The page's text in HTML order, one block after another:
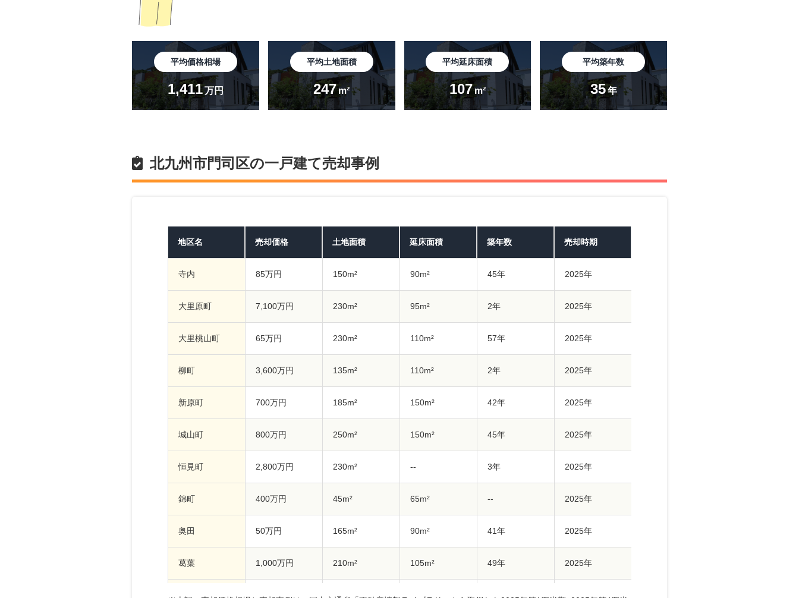
平均価格相場
1,411万円
平均土地面積
247 m²
平均延床面積
107m²
平均築年数
35 年
北九州市門司区の一戸建て売却事例
地区名 売却価格 土地面積 延床面積 築年数 売却時期
寺内 85万円 150m² 90m² 45年 2025年
大里原町 7,100万円 230m² 95m² 2年 2025年
大里桃山町 65万円 230m² 110m² 57年 2025年
柳町 3,600万円 135m² 110m² 2年 2025年
新原町 700万円 185m² 150m² 42年 2025年
城山町 800万円 250m² 150m² 45年 2025年
恒見町 2,800万円 230m² -- 3年 2025年
錦町 400万円 45m² 65m² -- 2025年
奥田 50万円 165m² 90m² 41年 2025年
葛葉 1,000万円 210m² 105m² 49年 2025年
大字喜多久 300万円 940m² 90m² 47年 2025年